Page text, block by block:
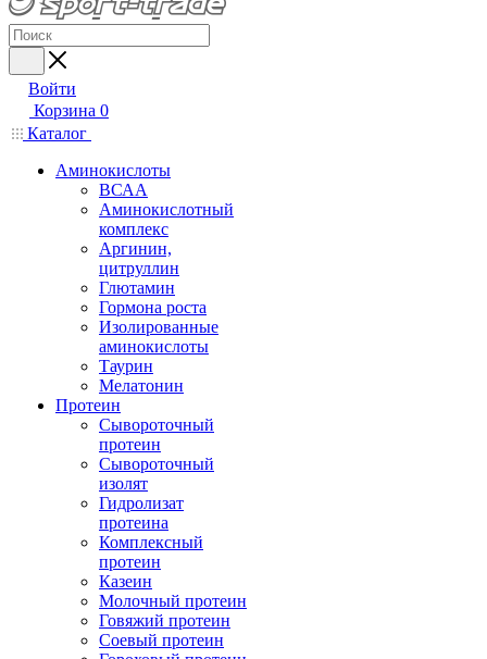
Войти
Корзина 0
Каталог
Аминокислоты
ВСАА
Аминокислотный
комплекс
Аргинин,
цитруллин
Глютамин
Гормона роста
Изолированные
аминокислоты
Таурин
Мелатонин
Протеин
Сывороточный
протеин
Сывороточный
изолят
Гидролизат
протеина
Комплексный
протеин
Казеин
Молочный протеин
Говяжий протеин
Соевый протеин